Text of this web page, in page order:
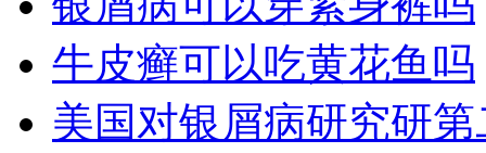
牛皮癣可以吃黄花鱼吗
美国对银屑病研究研